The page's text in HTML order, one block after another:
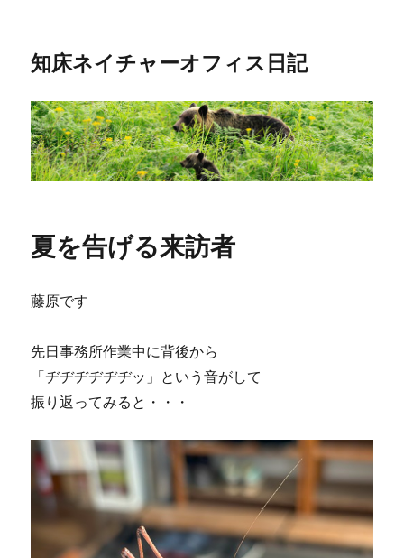
知床ネイチャーオフィス日記
夏を告げる来訪者
藤原です
先日事務所作業中に背後から
「ヂヂヂヂヂヂッ」という音がして
振り返ってみると・・・